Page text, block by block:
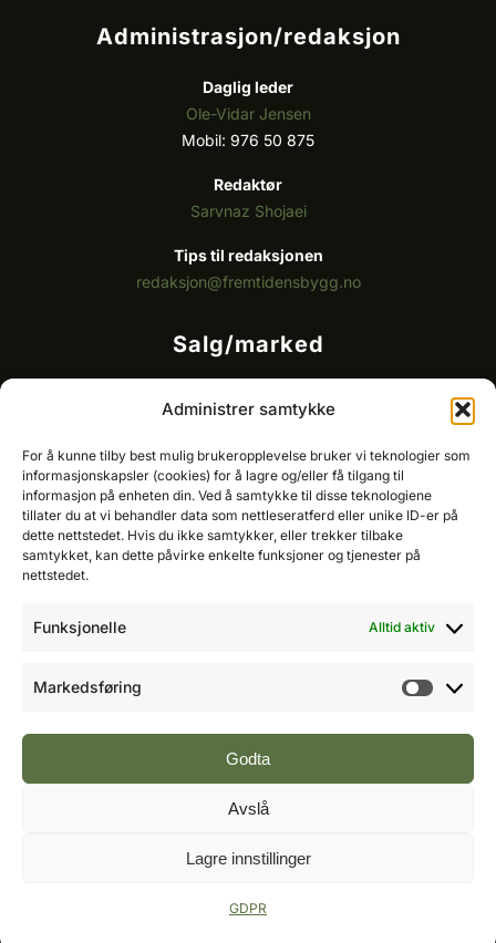
Administrer samtykke
For å kunne tilby best mulig brukeropplevelse bruker vi teknologier som
informasjonskapsler (cookies) for å lagre og/eller få tilgang til
informasjon på enheten din. Ved å samtykke til disse teknologiene
tillater du at vi behandler data som nettleseratferd eller unike ID-er på
dette nettstedet. Hvis du ikke samtykker, eller trekker tilbake
samtykket, kan dette påvirke enkelte funksjoner og tjenester på
nettstedet.
Funksjonelle Alltid aktiv
Markedsføring
Godta
Avslå
Lagre innstillinger
GDPR
Administrasjon/redaksjon
Daglig leder
Ole-Vidar Jensen
Mobil: 976 50 875
Redaktør
Sarvnaz Shojaei
Tips til redaksjonen
redaksjon@fremtidensbygg.no
Salg/marked
Ole-Vidar Jensen
Mobil: 976 50 875
E-post:ole@fremtidensbygg.no
Key account manager
Cristian Fatah
god presseskikk.
Reserved.